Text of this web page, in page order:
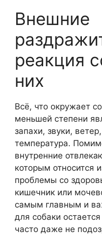
Внешние
реакция
них
Всё, что окружает
меньшей степени
запахи, звуки,
температура.
внутренние
которым относится
проблемы со
кишечник или
самым главным и
для собаки
часто даже не